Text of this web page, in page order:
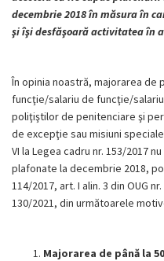
decembrie 2018 în măsura în
şi îşi desfăşoară activitatea în
În opinia noastră, majorarea de
funcţie/salariu de funcţie/
poliţiştilor de penitenciare şi
de excepţie sau misiuni
VI la Legea cadru nr. 153/2017
plafonate la decembrie 2018,
114/2017, art. I alin. 3 din OUG
130/2021, din următoarele
Majorarea de până la